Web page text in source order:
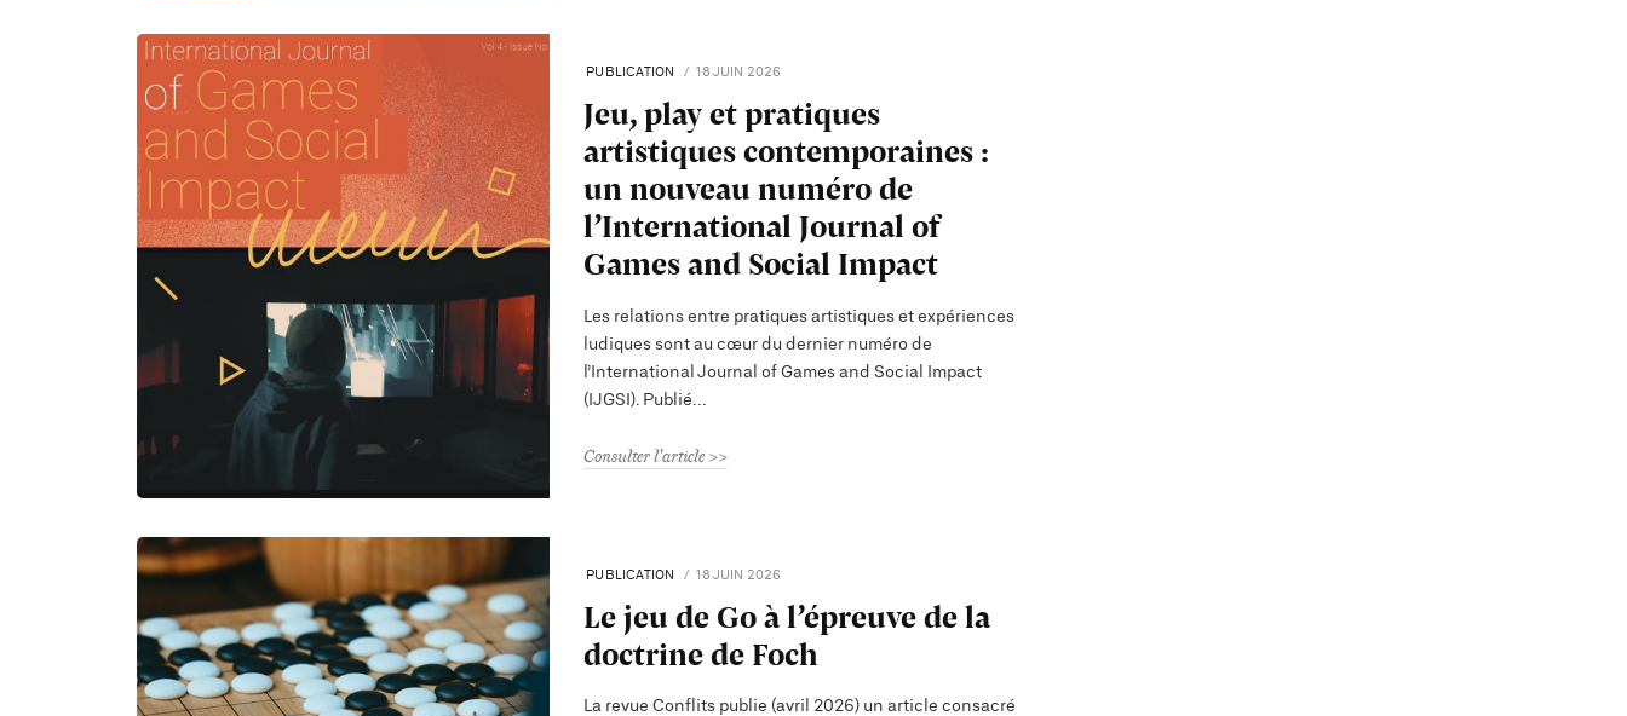
PUBLICATION 18 JUIN 2026
Jeu, play et pratiques
artistiques contemporaines :
un nouveau numéro de
l’International Journal of
Games and Social Impact
Les relations entre pratiques artistiques et expériences
ludiques sont au cœur du dernier numéro de
l’International Journal of Games and Social Impact
(IJGSI). Publié
Consulter l'article
PUBLICATION 18 JUIN 2026
Le jeu de Go à l’épreuve de la
doctrine de Foch
La revue Conflits publie (avril 2026) un article consacré